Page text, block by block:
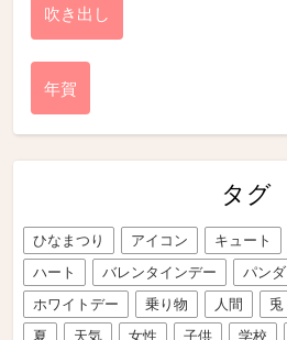
吹き出し
年賀
タグ
ひなまつり アイコン キュート
ハート
バレンタインデー パンダ
ホワイトデー
乗り物 人間 兎
夏
天気 女性 子供 学校